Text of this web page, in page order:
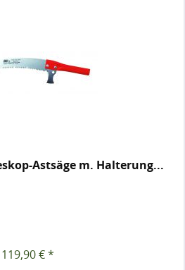
Astsäge m. Halterung...
119,90 € *